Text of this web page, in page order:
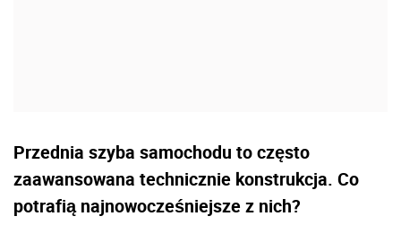
Przednia szyba samochodu to często
zaawansowana technicznie konstrukcja. Co
potrafią najnowocześniejsze z nich?